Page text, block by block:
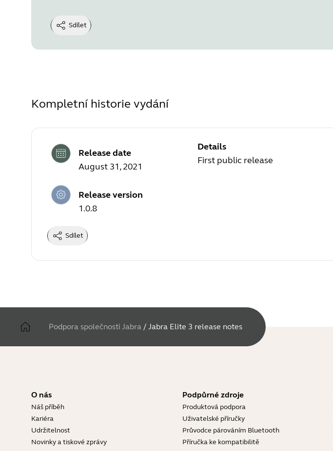
Sdílet
Kompletní historie vydání
Release date
August 31, 2021
Release version
1.0.8
Details
First public release
Sdílet
Podpora společnosti Jabra / Jabra Elite 3 release notes
O nás
Náš příběh
Kariéra
Udržitelnost
Novinky a tiskové zprávy
Podpůrné zdroje
Produktová podpora
Uživatelské příručky
Průvodce párováním Bluetooth
Příručka ke kompatibilitě